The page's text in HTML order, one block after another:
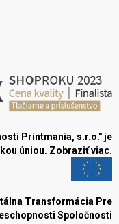
Printmania, s.r.o." je
úniou. Zobraziť viac.
Transformácia Pre
Spoločnosti